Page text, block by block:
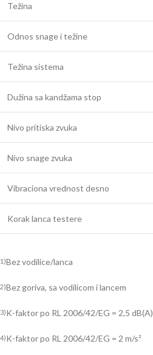
Težina
Odnos snage i težine
Težina sistema
Dužina sa kandžama stop
Nivo pritiska zvuka
Nivo snage zvuka
Vibraciona vrednost desno
Korak lanca testere
1)Bez vodilice/lanca
2)Bez goriva, sa vodilicom i lancem
3)K-faktor po RL 2006/42/EG = 2,5 dB(A)
4)K-faktor po RL 2006/42/EG = 2 m/s²